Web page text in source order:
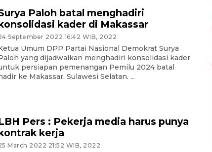
Paloh batal menghadiri
kader di Makassar
September 2022 16:42 WIB, 2022
Umum DPP Partai Nasional Demokrat Surya
yang dijadwalkan menghadiri konsolidasi kader
persiapan pemenangan Pemilu 2024 batal
ke Makassar, Sulawesi Selatan. ...
Pers : Pekerja media harus punya
kerja
March 2022 21:52 WIB, 2022